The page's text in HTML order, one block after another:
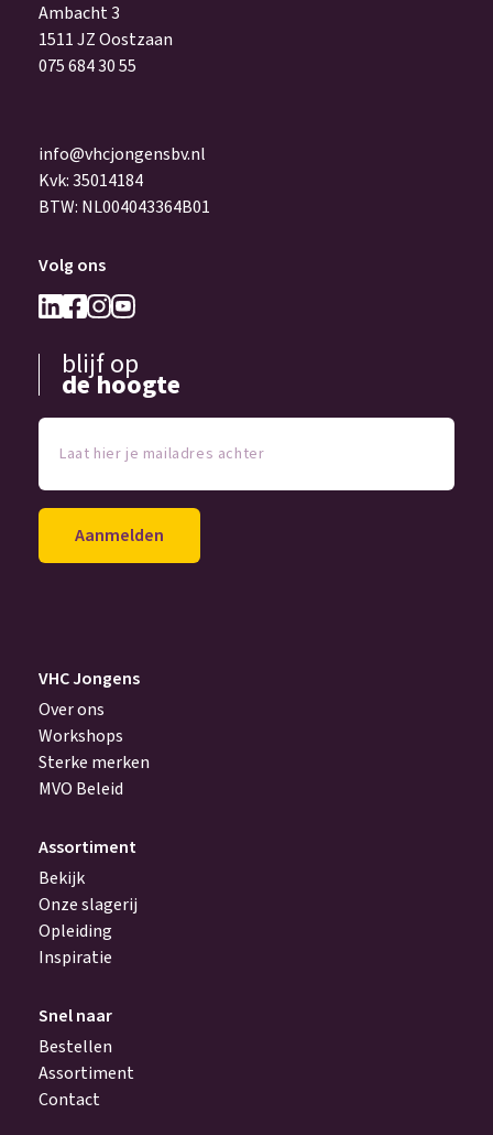
Ambacht 3
1511 JZ Oostzaan
075 684 30 55
info@vhcjongensbv.nl
Kvk: 35014184
BTW: NL004043364B01
Volg ons
blijf op
de hoogte
je
achter
VHC Jongens
Over ons
Workshops
Sterke merken
MVO Beleid
Assortiment
Bekijk
Onze slagerij
Opleiding
Inspiratie
Snel naar
Bestellen
Assortiment
Contact